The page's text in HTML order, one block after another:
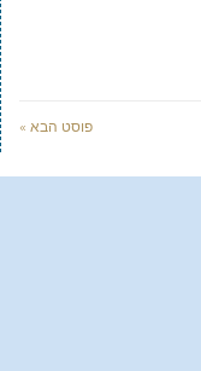
פוסט הבא »